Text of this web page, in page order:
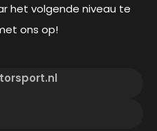
het volgende niveau te
ons op!